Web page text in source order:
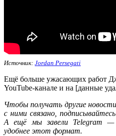
Источник: Jordan Persegati
Ещё больше ужасающих работ
YouTube-канале и на [данные
Чтобы получать другие
с ними связано,
А ещё мы завели Telegram —
удобнее этот формат.